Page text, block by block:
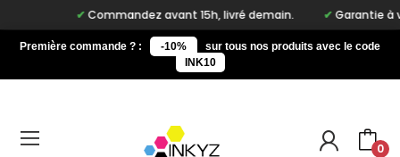
Commandez avant 15h, livré demain. Garantie à vie
Première commande ? : -10%
sur tous nos produits avec le code
INK10
0